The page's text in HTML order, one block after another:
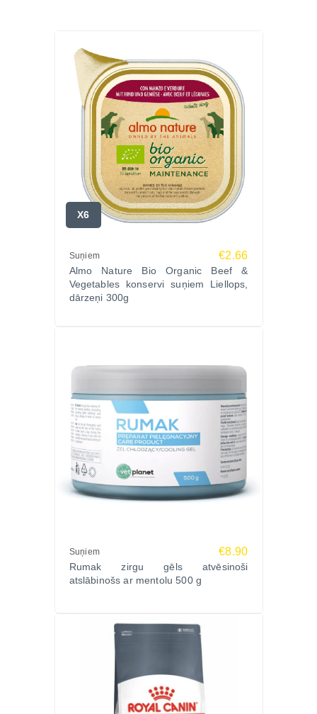
X6
Suņiem €2.66
Almo Nature Bio Organic Beef &
Vegetables konservi suņiem Liellops,
dārzeņi 300g
Suņiem €8.90
Rumak zirgu gēls atvēsinoši
atslābinošs ar mentolu 500 g